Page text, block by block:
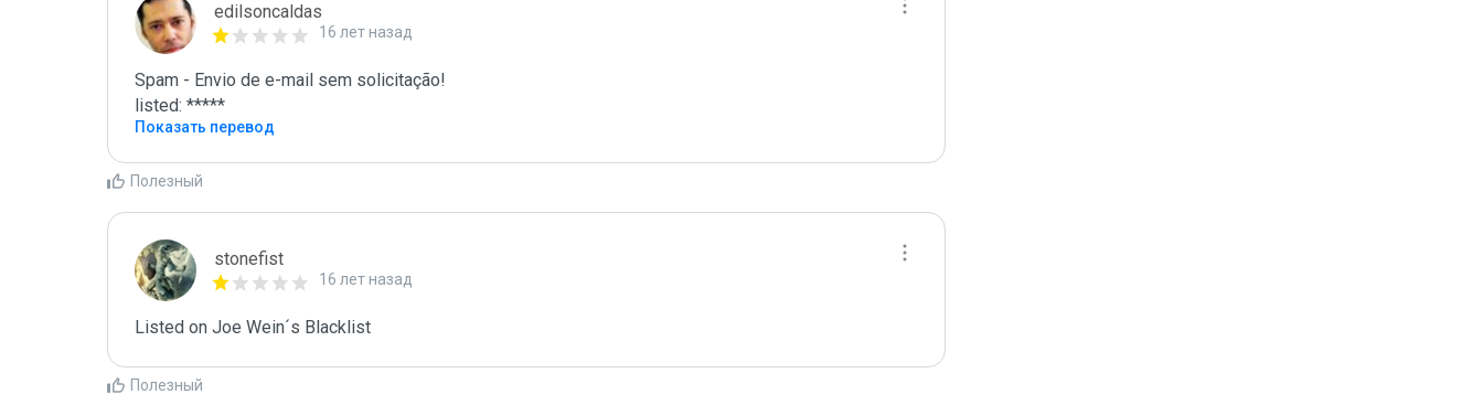
edilsoncaldas
16 лет назад
Spam - Envio de e-mail sem solicitação!
listed: *****
Показать перевод
Полезный
stonefist
16 лет назад
Listed on Joe Wein´s Blacklist
Полезный